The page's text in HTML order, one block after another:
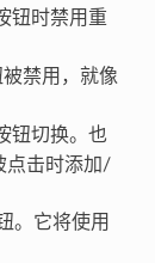
钮时禁用重
被禁用，就像
钮切换。也
点击时添加/
。它将使用